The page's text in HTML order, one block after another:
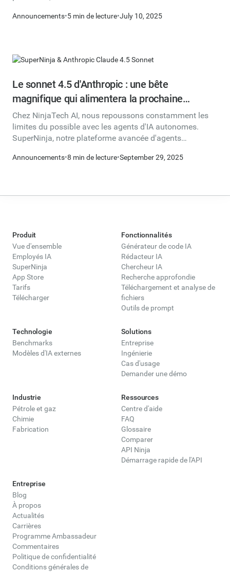
SuperNinja augmentent le nombre d'employés en gérant
nécessaires. Ils utilisent une combinaison d'instructions,
de capacités de raisonnement, d'outils et de données en
services.
Announcements•5 min de lecture•July 10, 2025
Le sonnet 4.5 d'Anthropic : une bête
magnifique qui alimentera la prochaine
évolution de SuperNinja
Chez NinjaTech AI, nous repoussons constamment les
limites du possible avec les agents d'IA autonomes.
SuperNinja, notre plateforme avancée d'agents
chaque tâche, permettant ainsi un cycle complet de
etc. Notre échafaudage est spécialement conçu pour
que nous appelons la recherche approfondie.
Announcements•8 min de lecture•September 29, 2025
Produit
Vue d'ensemble
Employés IA
SuperNinja
App Store
Tarifs
Télécharger
Fonctionnalités
Générateur de code IA
Rédacteur IA
Chercheur IA
Recherche approfondie
Téléchargement et analyse de
fichiers
Outils de prompt
Technologie
Benchmarks
Modèles d'IA externes
Solutions
Entreprise
Ingénierie
Cas d'usage
Demander une démo
Industrie
Pétrole et gaz
Chimie
Fabrication
Ressources
Centre d'aide
FAQ
Glossaire
Comparer
API Ninja
Démarrage rapide de l'API
Entreprise
Blog
À propos
Actualités
Carrières
Programme Ambassadeur
Commentaires
Politique de confidentialité
Conditions générales de